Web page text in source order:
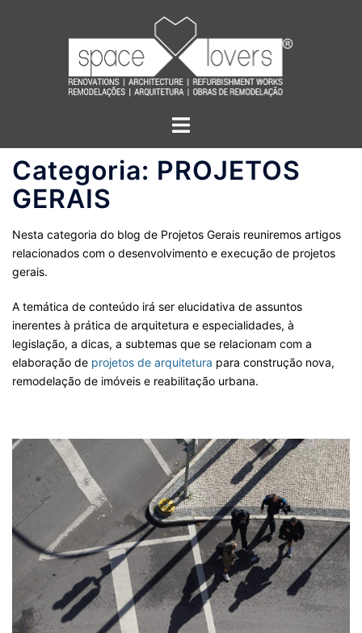
Alternar
Categoria: PROJETOS
GERAIS
Nesta categoria do blog de Projetos Gerais reuniremos artigos
relacionados com o desenvolvimento e execução de projetos
gerais.
A temática de conteúdo irá ser elucidativa de assuntos
inerentes à prática de arquitetura e especialidades, à
legislação, a dicas, a subtemas que se relacionam com a
elaboração de projetos de arquitetura para construção nova,
remodelação de imóveis e reabilitação urbana.